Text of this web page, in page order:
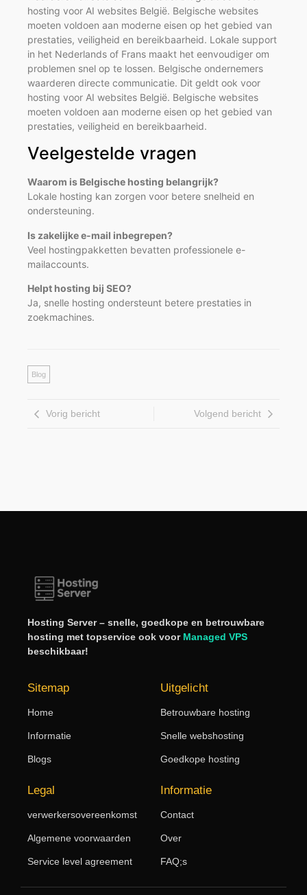
hosting voor AI websites België. Belgische websites
moeten voldoen aan moderne eisen op het gebied van
prestaties, veiligheid en bereikbaarheid. Lokale support
in het Nederlands of Frans maakt het eenvoudiger om
problemen snel op te lossen. Belgische ondernemers
waarderen directe communicatie. Dit geldt ook voor
hosting voor AI websites België. Belgische websites
moeten voldoen aan moderne eisen op het gebied van
prestaties, veiligheid en bereikbaarheid.
Veelgestelde vragen
Waarom is Belgische hosting belangrijk?
Lokale hosting kan zorgen voor betere snelheid en
ondersteuning.
Is zakelijke e-mail inbegrepen?
Veel hostingpakketten bevatten professionele e-
mailaccounts.
Helpt hosting bij SEO?
Ja, snelle hosting ondersteunt betere prestaties in
zoekmachines.
Blog
Vorig bericht Volgend bericht
Hosting Server – snelle, goedkope en betrouwbare
hosting met topservice ook voor Managed VPS
beschikbaar!
Sitemap
Home
Informatie
Blogs
Uitgelicht
Betrouwbare hosting
Snelle webshosting
Goedkope hosting
Legal
verwerkersovereenkomst
Algemene voorwaarden
Service level agreement
Informatie
Contact
Over
FAQ;s